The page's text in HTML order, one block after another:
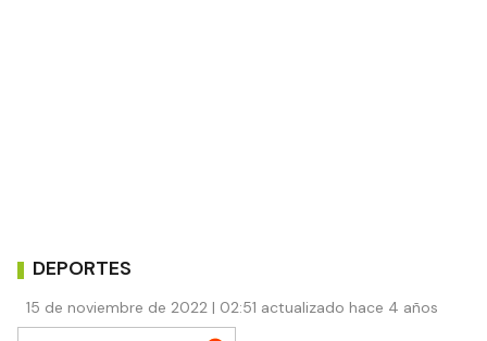
DEPORTES
15 de noviembre de 2022 | 02:51 actualizado hace 4 años